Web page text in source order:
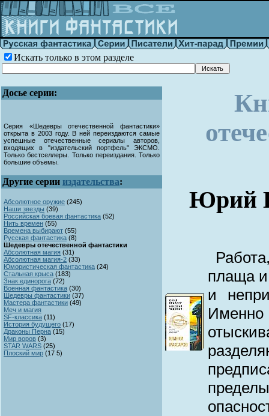
Искать только в этом разделе
Досье серии:
Серия «Шедевры отечественной фантастики»
открыта в 2003 году. В ней переиздаются самые
успешные отечественные сериалы авторов,
входящих в "издательский портфель" ЭКСМО.
Только бестселлеры. Только переиздания. Только
большие объемы.
Другие серии издательства:
Абсолютное оружие (245)
Наши звезды (39)
Российская боевая фантастика (52)
Нить времен (55)
Времена выбирают (55)
Русская фантастика (8)
Шедевры отечественной фантастики
Абсолютная магия (31)
Абсолютная магия-2 (33)
Юмористическая фантастика (24)
Стальная крыса (183)
Знак единорога (72)
Военная фантастика (30)
Шедевры фантастики (37)
Мастера фантастики (49)
Меч и магия
SF-классика (11)
История будущего (17)
Драконы Перна (15)
Мир воров (3)
STAR WARS (25)
Плоский мир (17 5)
Юрий
плаща
и